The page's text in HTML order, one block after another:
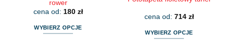
rower
cena od: 180 zł
WYBIERZ OPCJE
cena od: 714 zł
WYBIERZ OPCJE